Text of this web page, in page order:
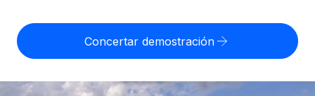
cumpliendo la normativa.
Contractor Management
Comparador de Remote
Compáranos con otras empresas.
ETAPAS DE CRECIMIENTO
cualquier país.
autónomos globales.
English
Nederlands
Français
Iniciar sesión
Concertar demostración